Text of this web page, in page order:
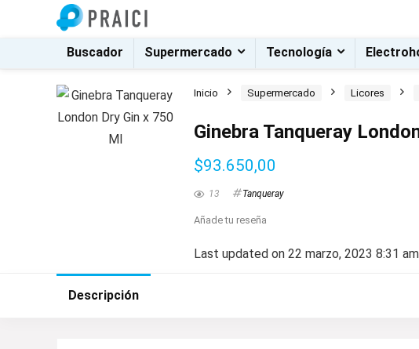
Buscador Supermercado Tecnología
Inicio Supermercado Licores
Ginebra Tanqueray
$93.650,00
13 Tanqueray
Añade tu reseña
Last updated on 22 marzo, 2023 8:31 am
Descripción